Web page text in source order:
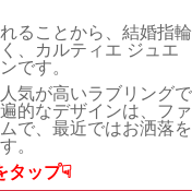
ることから、結婚指輪
、カルティエ ジュエ
です。
気が高いラブリングで
的なデザインは、ファ
で、最近ではお洒落を
。
タップ☟